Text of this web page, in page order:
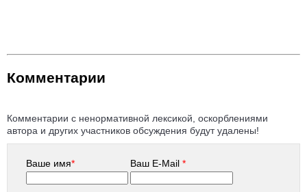
Комментарии
Комментарии с ненормативной лексикой, оскорблениями
автора и других участников обсуждения будут удалены!
Ваше имя* Ваш E-Mail*